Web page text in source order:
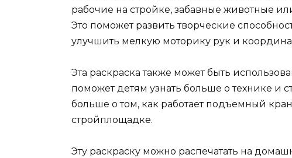
рабочие на стройке, забавные животные
Это поможет развить творческие
улучшить мелкую моторику рук и
Эта раскраска также может быть
поможет детям узнать больше о технике и
больше о том, как работает подъемный
стройплощадке.
Эту раскраску можно распечатать на